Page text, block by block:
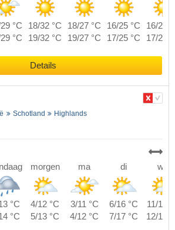
°C 18/32 °C 18/27 °C 16/25 °C
16/29
°C 19/32 °C 19/27 °C 17/25 °C 17/29
Details
Schotland Highlands
morgen ma di wo
°C 4/12 °C 3/11 °C 6/16 °C
11/18
°C 5/13 °C 4/12 °C 7/17 °C 12/19